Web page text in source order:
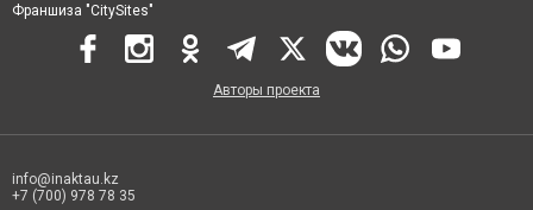
Франшиза "CitySites"
Авторы проекта
info@inaktau.kz
+7 (700) 978 78 35